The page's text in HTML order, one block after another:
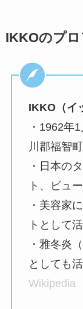
IKKOのプ
IKKO（イ
・1962年
川郡福智町
・日本の
ト、ビュ
・美容家
トとして
・雅冬炎
としても
Wikipedia